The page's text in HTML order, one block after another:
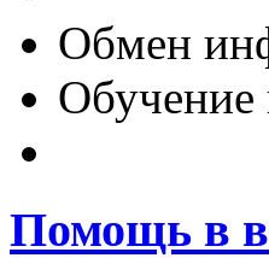
Обмен
Обучение
Помощь в